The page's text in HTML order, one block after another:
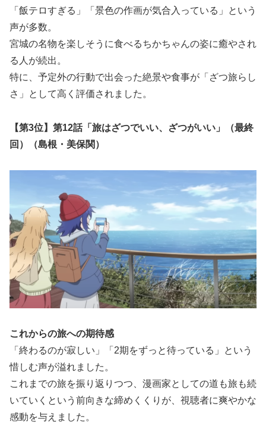
「飯テロすぎる」「景色の作画が気合入っている」という
声が多数。
宮城の名物を楽しそうに食べるちかちゃんの姿に癒やされ
る人が続出。
特に、予定外の行動で出会った絶景や食事が「ざつ旅らし
さ」として高く評価されました。
【第3位】第12話「 旅はざつでいい、ざつがいい 」（最終
回）（島根・美保関）
これからの旅への期待感
「終わるのが寂しい」「2期をずっと待っている」という
惜しむ声が溢れました。
これまでの旅を振り返りつつ、漫画家としての道も旅も続
いていくという前向きな締めくくりが、視聴者に爽やかな
感動を与えました。